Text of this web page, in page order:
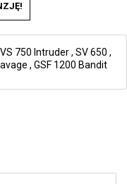
VS 750 Intruder, SV 650 ,
, GSF 1200 Bandit